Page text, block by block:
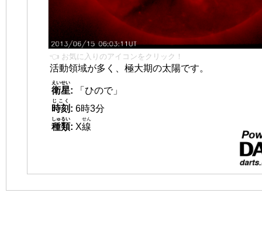
👈 お気に入りのアイコンをクリック！
活動領域が多く、極大期の太陽です。
衛星
えいせい
:
「ひので」
時刻
じこく
: 6時3分
種類
しゅるい
: X線
せん